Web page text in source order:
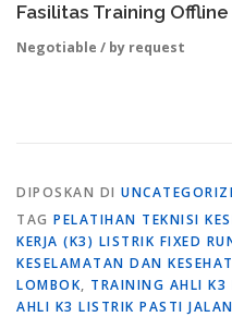
Fasilitas Training
Negotiable / by request
DIPOSKAN DI
TAG PELATIHAN TEKNISI
KERJA (K3) LISTRIK FIXED
KESELAMATAN DAN
LOMBOK, TRAINING AHLI K3
AHLI K3 LISTRIK PASTI JALAN